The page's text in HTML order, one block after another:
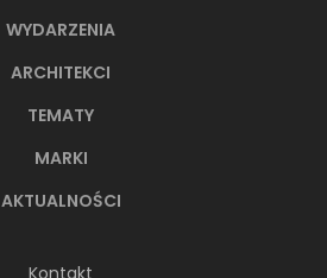
WYDARZENIA
ARCHITEKCI
TEMATY
MARKI
AKTUALNOŚCI
Kontakt